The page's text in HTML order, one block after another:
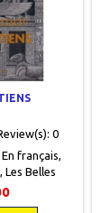
0
français,
Belles
x 19, 308
N&B.